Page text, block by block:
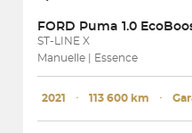
FORD Puma 1.0
ST-LINE X
Manuelle | Essence
2021 ･ 113 600 km ･